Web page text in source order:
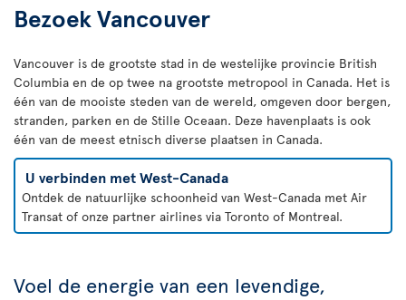
Bezoek Vancouver
Vancouver is de grootste stad in de westelijke provincie British
Columbia en de op twee na grootste metropool in Canada. Het is
één van de mooiste steden van de wereld, omgeven door bergen,
stranden, parken en de Stille Oceaan. Deze havenplaats is ook
één van de meest etnisch diverse plaatsen in Canada.
U verbinden met West-Canada
Ontdek de natuurlijke schoonheid van West-Canada met Air
Transat of onze partner airlines via Toronto of Montreal.
Voel de energie van een levendige,